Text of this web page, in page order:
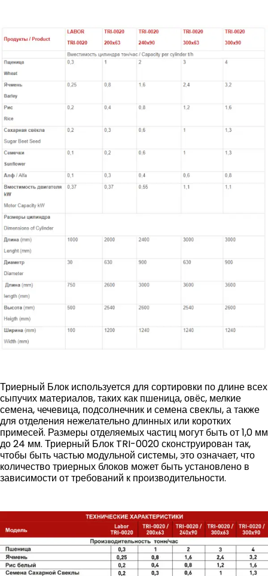
Триерный Блок используется для сортировки по длине всех
сыпучих материалов, таких как пшеница, овёс, мелкие
семена, чечевица, подсолнечник и семена свеклы, а также
для отделения нежелательно длинных или коротких
примесей. Размеры отделяемых частиц могут быть от 1,0 мм
до 24 мм. Триерный Блок TRI-0020 сконструирован так,
чтобы быть частью модульной системы, это означает, что
количество триерных блоков может быть установлено в
зависимости от требований к производительности.